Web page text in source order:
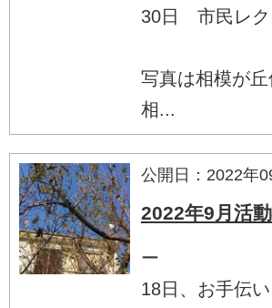
30日 市民レク
写真は相模が
相...
公開日：2022年
2022年9月活
ー
18日、お手伝